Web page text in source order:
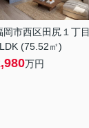
岡市西区田尻１丁目
(75.52㎡)
万円